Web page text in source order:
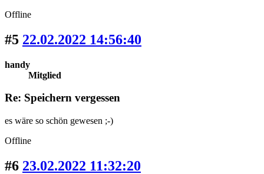
Offline
#5 22.02.2022 14:56:40
handy
Mitglied
Re: Speichern vergessen
es wäre so schön gewesen ;-)
Offline
#6 23.02.2022 11:32:20